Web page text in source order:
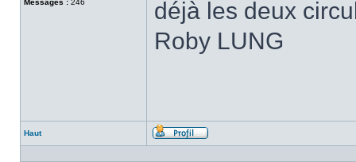
Messages : 246
déjà les deux
Roby LUNG
Haut
Profil